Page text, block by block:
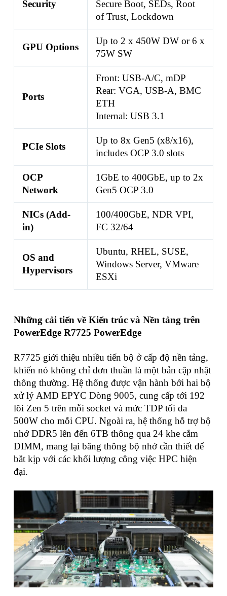
Security
Secure Boot, SEDs, Root
of Trust, Lockdown
GPU Options
Up to 2 x 450W DW or 6 x
75W SW
Ports
Front: USB-A/C, mDP
Rear: VGA, USB-A, BMC
ETH
Internal: USB 3.1
PCIe Slots
Up to 8x Gen5 (x8/x16),
includes OCP 3.0 slots
OCP
Network
1GbE to 400GbE, up to 2x
Gen5 OCP 3.0
NICs (Add-
in)
100/400GbE, NDR VPI,
FC 32/64
OS and
Hypervisors
Ubuntu, RHEL, SUSE,
Windows Server, VMware
ESXi
Những cải tiến về Kiến trúc và Nền tảng trên
PowerEdge R7725 PowerEdge
R7725 giới thiệu nhiều tiến bộ ở cấp độ nền tảng,
khiến nó không chỉ đơn thuần là một bản cập nhật
thông thường. Hệ thống được vận hành bởi hai bộ
xử lý AMD EPYC Dòng 9005, cung cấp tới 192
lõi Zen 5 trên mỗi socket và mức TDP tối đa
500W cho mỗi CPU. Ngoài ra, hệ thống hỗ trợ bộ
nhớ DDR5 lên đến 6TB thông qua 24 khe cắm
DIMM, mang lại băng thông bộ nhớ cần thiết để
bắt kịp với các khối lượng công việc HPC hiện
đại.